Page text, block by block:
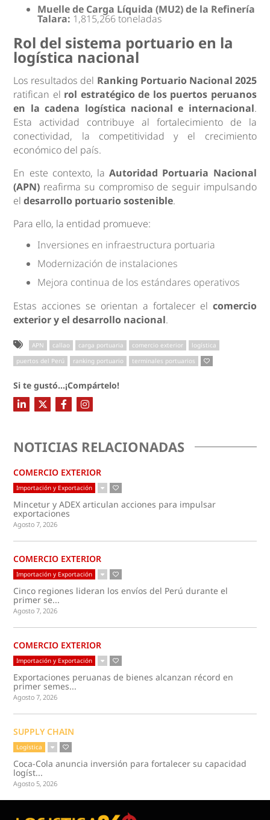
Muelle de Carga Líquida (MU2) de la Refinería
Talara: 1,815,266 toneladas
Rol del sistema portuario en la
logística nacional
Los resultados del Ranking Portuario Nacional 2025
ratifican el rol estratégico de los puertos peruanos
en la cadena logística nacional e internacional.
Esta actividad contribuye al fortalecimiento de la
conectividad, la competitividad y el crecimiento
económico del país.
En este contexto, laAutoridad Portuaria Nacional
(APN) reafirma su compromiso de seguir impulsando
eldesarrollo portuario sostenible.
Para ello, la entidad promueve:
Inversiones en infraestructura portuaria
Modernización de instalaciones
Mejora continua de los estándares operativos
Estas acciones se orientan a fortalecer el comercio
exterior y el desarrollo nacional.
APN callao carga portuaria comercio exterior
logística
puertos del Perú
ranking portuario terminales portuarios
Si te gustó...¡Compártelo!
NOTICIAS RELACIONADAS
COMERCIO EXTERIOR
Importación y Exportación
Mincetur y ADEX articulan acciones para impulsar
exportaciones
Agosto 7, 2026
COMERCIO EXTERIOR
Importación y Exportación
Cinco regiones lideran los envíos del Perú durante el
primer se...
Agosto 7, 2026
COMERCIO EXTERIOR
Importación y Exportación
Exportaciones peruanas de bienes alcanzan récord en
primer semes...
Agosto 7, 2026
SUPPLY CHAIN
Logística
Coca-Cola anuncia inversión para fortalecer su capacidad
logíst...
Agosto 5, 2026